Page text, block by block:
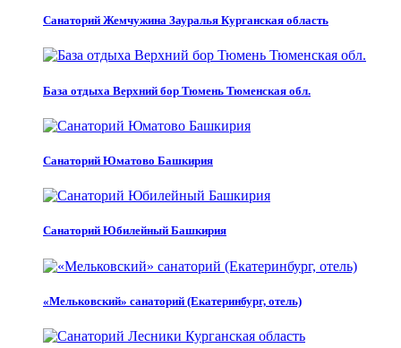
Санаторий Жемчужина Зауралья Курганская область
База отдыха Верхний бор Тюмень Тюменская обл.
Санаторий Юматово Башкирия
Санаторий Юбилейный Башкирия
«Мельковский» санаторий (Екатеринбург, отель)